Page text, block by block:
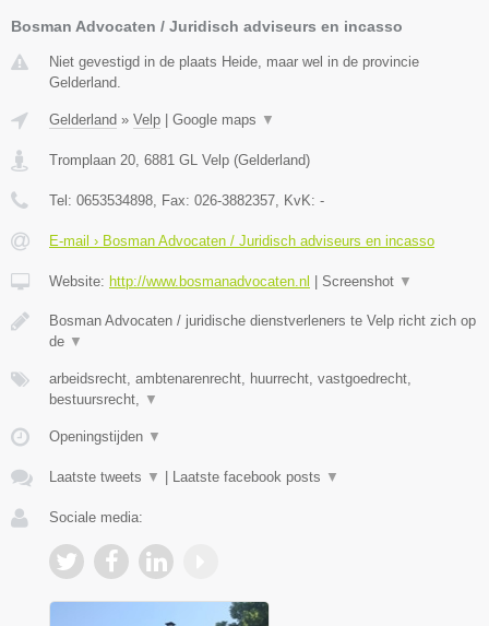
Bosman Advocaten / Juridisch adviseurs en incasso
Niet gevestigd in de plaats Heide, maar wel in de provincie
Gelderland.
Gelderland » Velp Google maps ▼
Tromplaan 20, 6881 GL Velp (Gelderland)
Tel: 0653534898, Fax: 026-3882357, KvK: -
E-mail › Bosman Advocaten / Juridisch adviseurs en incasso
Website: http://www.bosmanadvocaten.nl Screenshot ▼
Bosman Advocaten / juridische dienstverleners te Velp richt zich op
de ▼
arbeidsrecht, ambtenarenrecht, huurrecht, vastgoedrecht,
bestuursrecht, ▼
Openingstijden ▼
Laatste tweets ▼ Laatste facebook posts ▼
Sociale media: